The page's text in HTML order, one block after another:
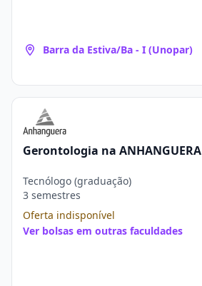
Barra da Estiva/Ba - I (Unopar)
Gerontologia na ANHANGUERA
Tecnólogo (graduação)
3 semestres
Oferta indisponível
Ver bolsas em outras faculdades